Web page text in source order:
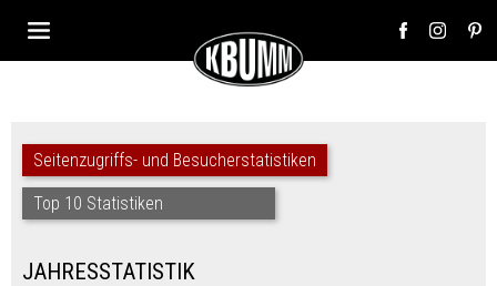
Seitenzugriffs- und Besucherstatistiken
Top 10 Statistiken
JAHRESSTATISTIK